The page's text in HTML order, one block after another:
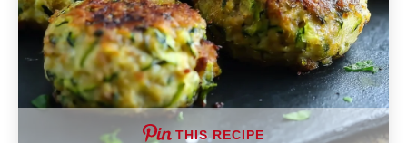
THIS RECIPE